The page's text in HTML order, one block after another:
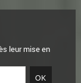
leur mise en